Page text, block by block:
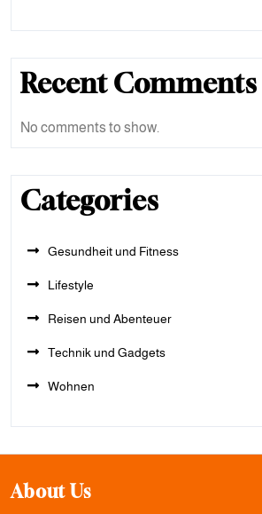
Recent Comments
No comments to show.
Categories
Gesundheit und Fitness
Lifestyle
Reisen und Abenteuer
Technik und Gadgets
Wohnen
About Us